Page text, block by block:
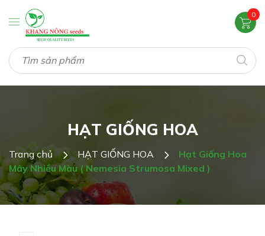
0
HẠT GIỐNG HOA
Trang chủ HẠT GIỐNG HOA
Hạt Giống Hoa
Mây Nhiều Màu ( Nemesia Strumosa Mixed )